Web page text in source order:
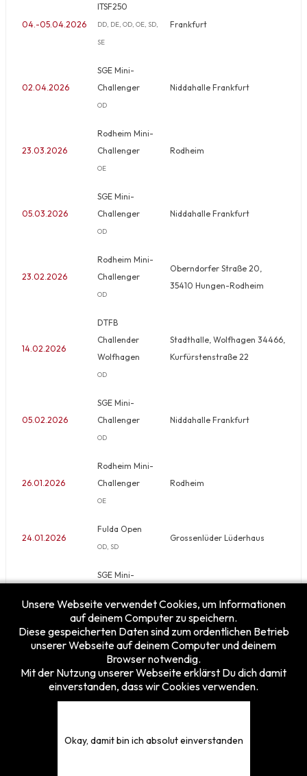
04.-05.04.2026
ITSF250
DD, DE, OD, OE, SD,
SE
Frankfurt
02.04.2026
SGE Mini-
Challenger
OD
Niddahalle Frankfurt
23.03.2026
Rodheim Mini-
Challenger
OE
Rodheim
05.03.2026
SGE Mini-
Challenger
OD
Niddahalle Frankfurt
23.02.2026
Rodheim Mini-
Challenger
OD
Oberndorfer Straße 20,
35410 Hungen-Rodheim
14.02.2026
DTFB
Challender
Wolfhagen
OD
Stadthalle, Wolfhagen 34466,
Kurfürstenstraße 22
05.02.2026
SGE Mini-
Challenger
OD
Niddahalle Frankfurt
26.01.2026
Rodheim Mini-
Challenger
OE
Rodheim
24.01.2026
Fulda Open
OD, SD
Grossenlüder Lüderhaus
SGE Mini-
OD
Besucherzähler
Heute
10
Diesen Monat
133
Unsere Webseite verwendet Cookies, um Informationen
auf deinem Computer zu speichern.
Diese gespeicherten Daten sind zum ordentlichen Betrieb
unserer Webseite auf deinem Computer und deinem
Browser notwendig.
Mit der Nutzung unserer Webseite erklärst Du dich damit
einverstanden, dass wir Cookies verwenden.
Okay, damit bin ich absolut einverstanden